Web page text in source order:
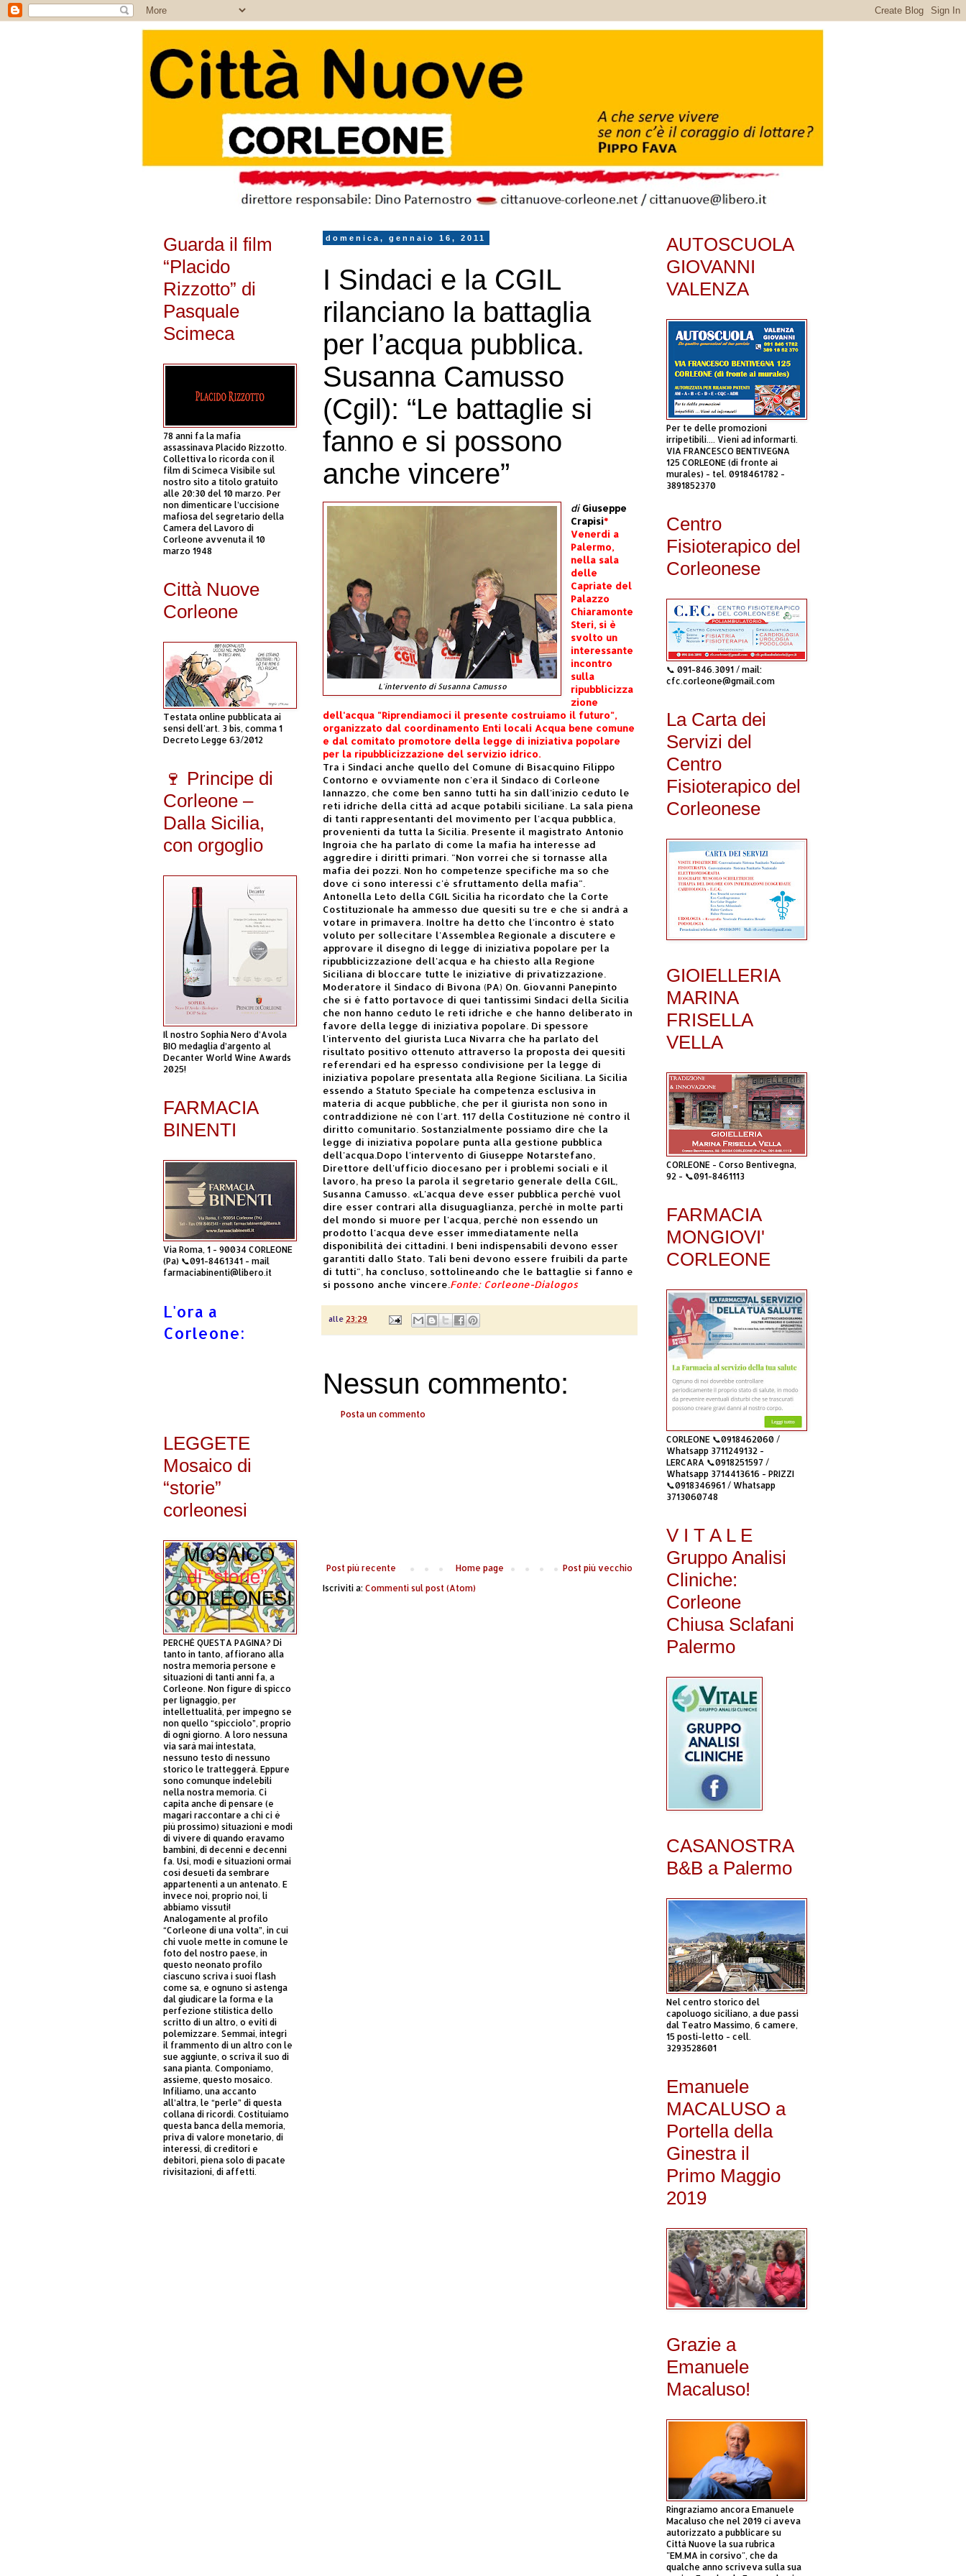
domenica, gennaio 16, 2011
I Sindaci e la CGIL
rilanciano la battaglia
per l’acqua pubblica.
Susanna Camusso
(Cgil): “Le battaglie si
fanno e si possono
anche vincere”
L'intervento di Susanna Camusso
di Giuseppe
Crapisi*
Venerdi a
Palermo,
nella sala
delle
Capriate del
Palazzo
Chiaramonte
Steri, si è
svolto un
interessante
incontro
sulla
ripubblicizza
zione
dell'acqua "Riprendiamoci il presente costruiamo il futuro",
organizzato dal coordinamento Enti locali Acqua bene comune
e dal comitato promotore della legge di iniziativa popolare
per la ripubblicizzazione del servizio idrico.
Tra i Sindaci anche quello del Comune di Bisacquino Filippo
Contorno e ovviamente non c'era il Sindaco di Corleone
Iannazzo, che come ben sanno tutti ha sin dall'inizio ceduto le
reti idriche della città ad acque potabili siciliane. La sala piena
di tanti rappresentanti del movimento per l'acqua pubblica,
provenienti da tutta la Sicilia. Presente il magistrato Antonio
Ingroia che ha parlato di come la mafia ha interesse ad
aggredire i diritti primari. "Non vorrei che si tornasse alla
mafia dei pozzi. Non ho competenze specifiche ma so che
dove ci sono interessi c'è sfruttamento della mafia".
Antonella Leto della CGIL Sicilia ha ricordato che la Corte
Costituzionale ha ammesso due quesiti su tre e che si andrà a
votare in primavera. Inoltre ha detto che l'incontro è stato
voluto per sollecitare l'Assemblea Regionale a discutere e
approvare il disegno di legge di iniziativa popolare per la
ripubblicizzazione dell'acqua e ha chiesto alla Regione
Siciliana di bloccare tutte le iniziative di privatizzazione.
Moderatore il Sindaco di Bivona (PA) On. Giovanni Panepinto
che si è fatto portavoce di quei tantissimi Sindaci della Sicilia
che non hanno ceduto le reti idriche e che hanno deliberato in
favore della legge di iniziativa popolare. Di spessore
l'intervento del giurista Luca Nivarra che ha parlato del
risultato positivo ottenuto attraverso la proposta dei quesiti
referendari ed ha espresso condivisione per la legge di
iniziativa popolare presentata alla Regione Siciliana. La Sicilia
essendo a Statuto Speciale ha competenza esclusiva in
materia di acque pubbliche, che per il giurista non sono in
contraddizione né con l'art. 117 della Costituzione né contro il
diritto comunitario. Sostanzialmente possiamo dire che la
legge di iniziativa popolare punta alla gestione pubblica
dell'acqua.Dopo l'intervento di Giuseppe Notarstefano,
Direttore dell'ufficio diocesano per i problemi sociali e il
lavoro, ha preso la parola il segretario generale della CGIL,
Susanna Camusso. «L'acqua deve esser pubblica perché vuol
dire esser contrari alla disuguaglianza, perché in molte parti
del mondo si muore per l'acqua, perché non essendo un
prodotto l'acqua deve esser immediatamente nella
disponibilità dei cittadini. I beni indispensabili devono esser
garantiti dallo Stato. Tali beni devono essere fruibili da parte
di tutti", ha concluso, sottolineando che le battaglie si fanno e
si possono anche vincere. Fonte: Corleone-Dialogos
alle 23:29
Nessun commento:
Posta un commento
Post più recente Post più vecchio
Home page
Iscriviti a: Commenti sul post (Atom)
Guarda il film
“Placido
Rizzotto” di
Pasquale
Scimeca
78 anni fa la mafia
assassinava Placido Rizzotto.
Collettiva lo ricorda con il
film di Scimeca Visibile sul
nostro sito a titolo gratuito
alle 20:30 del 10 marzo. Per
non dimenticare l’uccisione
mafiosa del segretario della
Camera del Lavoro di
Corleone avvenuta il 10
marzo 1948
Città Nuove
Corleone
Testata online pubblicata ai
sensi dell'art. 3 bis, comma 1
Decreto Legge 63/2012
🍷 Principe di
Corleone –
Dalla Sicilia,
con orgoglio
Il nostro Sophia Nero d’Avola
BIO medaglia d’argento al
Decanter World Wine Awards
2025!
FARMACIA
BINENTI
Via Roma, 1 - 90034 CORLEONE
(Pa) 📞091-8461341 - mail
farmaciabinenti@libero.it
L'ora a
Corleone:
LEGGETE
Mosaico di
“storie”
corleonesi
PERCHÈ QUESTA PAGINA? Di
tanto in tanto, affiorano alla
nostra memoria persone e
situazioni di tanti anni fa, a
Corleone. Non figure di spicco
per lignaggio, per
intellettualità, per impegno se
non quello “spicciolo”, proprio
di ogni giorno. A loro nessuna
via sarà mai intestata,
nessuno testo di nessuno
storico le tratteggerà. Eppure
sono comunque indelebili
nella nostra memoria. Ci
capita anche di pensare (e
magari raccontare a chi ci è
più prossimo) situazioni e modi
di vivere di quando eravamo
bambini, di decenni e decenni
fa. Usi, modi e situazioni ormai
così desueti da sembrare
appartenenti a un antenato. E
invece noi, proprio noi, li
abbiamo vissuti!
Analogamente al profilo
“Corleone di una volta”, in cui
chi vuole mette in comune le
foto del nostro paese, in
questo neonato profilo
ciascuno scriva i suoi flash
come sa, e ognuno si astenga
dal giudicare la forma e la
perfezione stilistica dello
scritto di un altro, o eviti di
polemizzare. Semmai, integri
il frammento di un altro con le
sue aggiunte, o scriva il suo di
sana pianta. Componiamo,
assieme, questo mosaico.
Infiliamo, una accanto
all’altra, le “perle” di questa
collana di ricordi. Costituiamo
questa banca della memoria,
priva di valore monetario, di
interessi, di creditori e
debitori, piena solo di pacate
rivisitazioni, di affetti.
AUTOSCUOLA
GIOVANNI
VALENZA
Per te delle promozioni
irripetibili.... Vieni ad informarti.
VIA FRANCESCO BENTIVEGNA
125 CORLEONE (di fronte ai
murales) - tel. 0918461782 -
3891852370
Centro
Fisioterapico del
Corleonese
📞 091-846.3091 / mail:
cfc.corleone@gmail.com
La Carta dei
Servizi del
Centro
Fisioterapico del
Corleonese
GIOIELLERIA
MARINA
FRISELLA
VELLA
CORLEONE - Corso Bentivegna,
92 - 📞091-8461113
FARMACIA
MONGIOVI'
CORLEONE
CORLEONE 📞0918462060 /
Whatsapp 3711249132 -
LERCARA 📞0918251597 /
Whatsapp 3714413616 - PRIZZI
📞0918346961 / Whatsapp
3713060748
V I T A L E
Gruppo Analisi
Cliniche:
Corleone
Chiusa Sclafani
Palermo
CASANOSTRA
B&B a Palermo
Nel centro storico del
capoluogo siciliano, a due passi
dal Teatro Massimo, 6 camere,
15 posti-letto - cell.
3293528601
Emanuele
MACALUSO a
Portella della
Ginestra il
Primo Maggio
2019
Grazie a
Emanuele
Macaluso!
Ringraziamo ancora Emanuele
Macaluso che nel 2019 ci aveva
autorizzato a pubblicare su
Città Nuove la sua rubrica
"EM.MA in corsivo", che da
qualche anno scriveva sulla sua